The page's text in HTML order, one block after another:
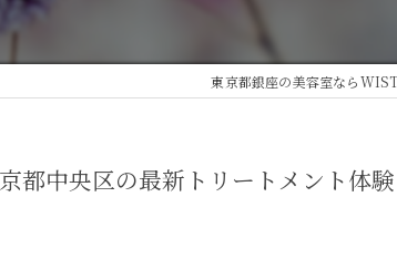
東京都銀座の美容室なら
都中央区の最新トリートメント体験